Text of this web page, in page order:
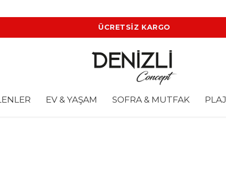
ÜCRETSİZ KARGO
EV & YAŞAM SOFRA & MUTFAK PLAJ